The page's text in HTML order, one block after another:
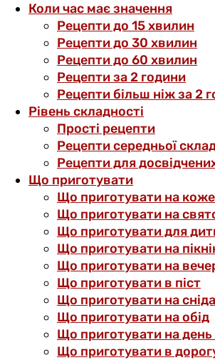
Коли час має значення
Рецепти до 15 хвилин
Рецепти до 30 хвилин
Рецепти до 60 хвилин
Рецепти за 2 години
Рецепти більш ніж за 2
Рівень складності
Прості рецепти
Рецепти середньої
Рецепти для
Що приготувати
Що приготувати на
Що приготувати на
Що приготувати для
Що приготувати на
Що приготувати на
Що приготувати в піст
Що приготувати на
Що приготувати на обід
Що приготувати на
Що приготувати в